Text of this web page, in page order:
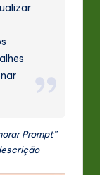
Prompt”